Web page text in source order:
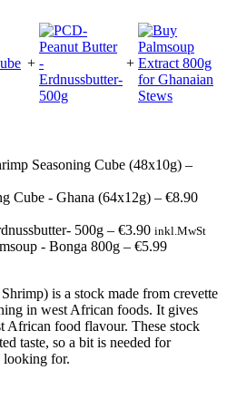
+ +
Seasoning Cube (48x10g) –
Cube - Ghana (64x12g) – €8.90
500g – €3.90 inkl.MwSt
- Bonga 800g – €5.99
is a stock made from crevette
in west African foods. It gives
African food flavour. These stock
taste, so a bit is needed for
looking for.